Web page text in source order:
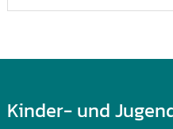
Kinder- und